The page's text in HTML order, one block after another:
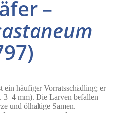
–
ein häufiger Vorratsschädling; er
3–4 mm). Die Larven befallen
und ölhaltige Samen.